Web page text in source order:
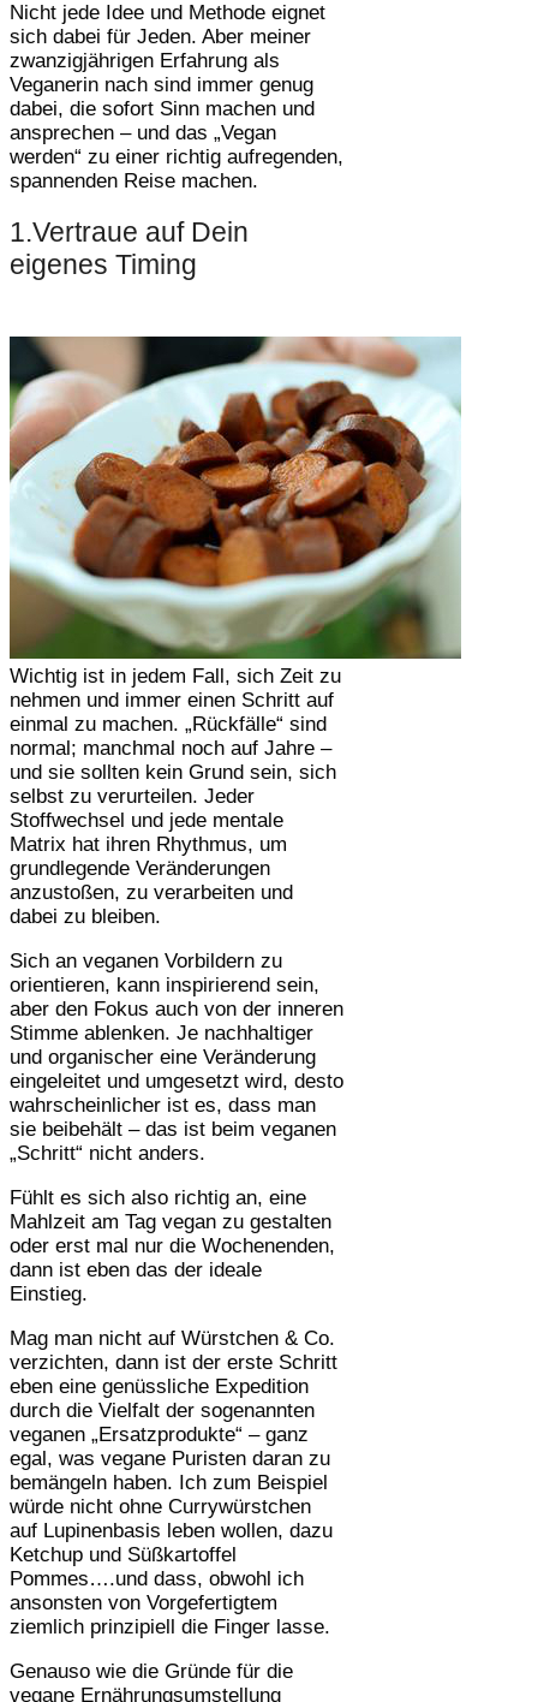
Nicht jede Idee und Methode eignet
sich dabei für Jeden. Aber meiner
zwanzigjährigen Erfahrung als
Veganerin nach sind immer genug
dabei, die sofort Sinn machen und
ansprechen – und das „Vegan
werden“ zu einer richtig aufregenden,
spannenden Reise machen.
1.Vertraue auf Dein
eigenes Timing
Wichtig ist in jedem Fall, sich Zeit zu
nehmen und immer einen Schritt auf
einmal zu machen. „Rückfälle“ sind
normal; manchmal noch auf Jahre –
und sie sollten kein Grund sein, sich
selbst zu verurteilen. Jeder
Stoffwechsel und jede mentale
Matrix hat ihren Rhythmus, um
grundlegende Veränderungen
anzustoßen, zu verarbeiten und
dabei zu bleiben.
Sich an veganen Vorbildern zu
orientieren, kann inspirierend sein,
aber den Fokus auch von der inneren
Stimme ablenken. Je nachhaltiger
und organischer eine Veränderung
eingeleitet und umgesetzt wird, desto
wahrscheinlicher ist es, dass man
sie beibehält – das ist beim veganen
„Schritt“ nicht anders.
Fühlt es sich also richtig an, eine
Mahlzeit am Tag vegan zu gestalten
oder erst mal nur die Wochenenden,
dann ist eben das der ideale
Einstieg.
Mag man nicht auf Würstchen & Co.
verzichten, dann ist der erste Schritt
eben eine genüssliche Expedition
durch die Vielfalt der sogenannten
veganen „Ersatzprodukte“ – ganz
egal, was vegane Puristen daran zu
bemängeln haben. Ich zum Beispiel
würde nicht ohne Currywürstchen
auf Lupinenbasis leben wollen, dazu
Ketchup und Süßkartoffel
Pommes….und dass, obwohl ich
ansonsten von Vorgefertigtem
ziemlich prinzipiell die Finger lasse.
Genauso wie die Gründe für die
vegane Ernährungsumstellung